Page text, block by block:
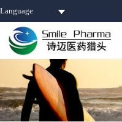
Language